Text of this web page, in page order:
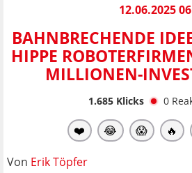
12.06.2025
BAHNBRECHENDE
HIPPE
MILLIONEN-
1.685Klicks 0
❤️ 😂 😱 🔥
Von Erik Töpfer